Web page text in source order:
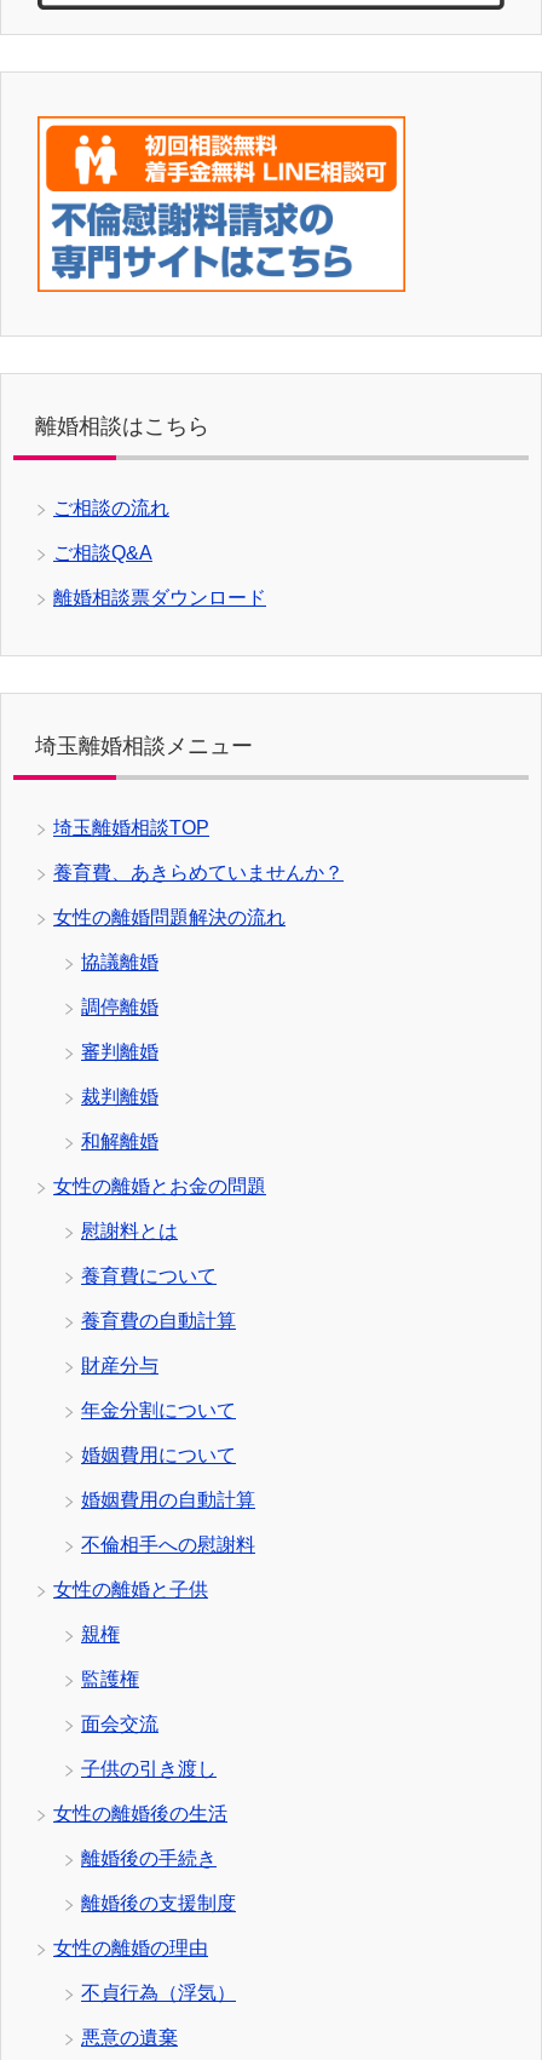
離婚相談はこちら
ご相談の流れ
ご相談Q&A
離婚相談票ダウンロード
埼玉離婚相談メニュー
埼玉離婚相談TOP
養育費、あきらめていませんか？
女性の離婚問題解決の流れ
協議離婚
調停離婚
審判離婚
裁判離婚
和解離婚
女性の離婚とお金の問題
慰謝料とは
養育費について
養育費の自動計算
財産分与
年金分割について
婚姻費用について
婚姻費用の自動計算
不倫相手への慰謝料
女性の離婚と子供
親権
監護権
面会交流
子供の引き渡し
女性の離婚後の生活
離婚後の手続き
離婚後の支援制度
女性の離婚の理由
不貞行為（浮気）
悪意の遺棄